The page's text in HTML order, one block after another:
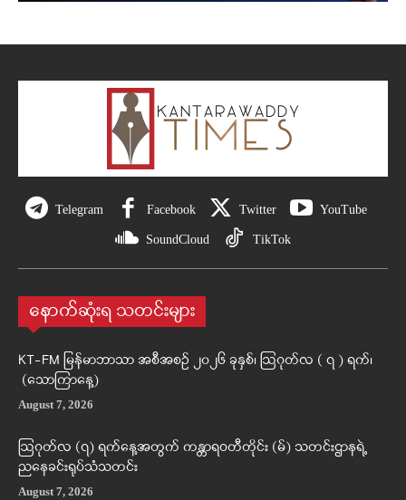
Telegram Facebook Twitter YouTube
SoundCloud TikTok
နောက်ဆုံးရ သတင်းများ
KT-FM မြန်မာဘာသာ အစီအစဉ် ၂၀၂၆ ခုနှစ်၊ ဩဂုတ်လ ( ၇ ) ရက်၊
(သောကြာနေ့)
August 7, 2026
ဩဂုတ်လ (၇) ရက်နေ့အတွက် ကန္တာရဝတီတိုင်း (မ်) သတင်းဌာနရဲ့
ညနေခင်းရုပ်သံသတင်း
August 7, 2026